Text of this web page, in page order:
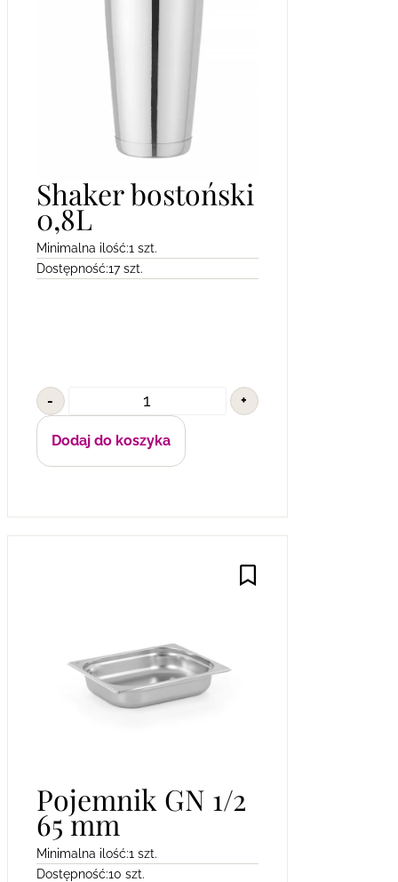
Shaker bostoński
0,8L
Minimalna ilość:1 szt.
Dostępność:17 szt.
- +
Dodaj do koszyka
Pojemnik GN 1/2
65 mm
Minimalna ilość:1 szt.
Dostępność:10 szt.